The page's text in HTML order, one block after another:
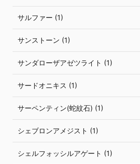
サルファー (1)
サンストーン (1)
サンダローザアゼツライト (1)
サードオニキス (1)
サーペンティン(蛇紋石) (1)
シェブロンアメジスト (1)
シェルフォッシルアゲート (1)